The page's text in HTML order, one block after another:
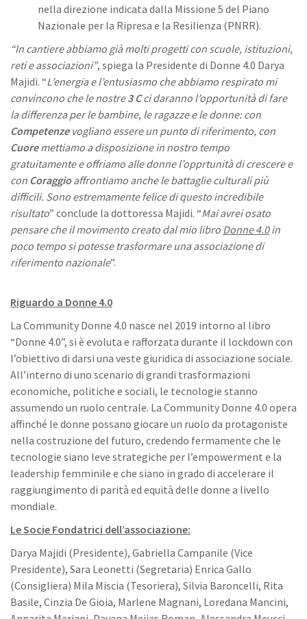
nella direzione indicata dalla Missione 5 del Piano
Nazionale per la Ripresa e la Resilienza (PNRR).
“In cantiere abbiamo già molti progetti con scuole, istituzioni,
reti e associazioni”, spiega la Presidente di Donne 4.0 Darya
Majidi. “L’energia e l’entusiasmo che abbiamo respirato mi
convincono che le nostre3 Cci daranno l’opportunità di fare
la differenza per le bambine, le ragazze e le donne: con
Competenzevogliano essere un punto di riferimento, con
Cuoremettiamo a disposizione in nostro tempo
gratuitamente e offriamo alle donne l’opprtunità di crescere e
con Coraggioaffrontiamo anche le battaglie culturali più
difficili. Sono estremamente felice di questo incredibile
risultato” conclude la dottoressa Majidi. “Mai avrei osato
pensare che il movimento creato dal mio libro Donne 4.0in
poco tempo si potesse trasformare una associazione di
riferimento nazionale”.
Riguardo a Donne 4.0
La Community Donne 4.0 nasce nel 2019 intorno al libro
“Donne 4.0”, si è evoluta e rafforzata durante il lockdown con
l’obiettivo di darsi una veste giuridica di associazione sociale.
All’interno di uno scenario di grandi trasformazioni
economiche, politiche e sociali, le tecnologie stanno
assumendo un ruolo centrale. La Community Donne 4.0 opera
affinché le donne possano giocare un ruolo da protagoniste
nella costruzione del futuro, credendo fermamente che le
tecnologie siano leve strategiche per l’empowerment e la
leadership femminile e che siano in grado di accelerare il
raggiungimento di parità ed equità delle donne a livello
mondiale.
Le Socie Fondatrici dell’associazione:
Darya Majidi (Presidente), Gabriella Campanile (Vice
Presidente), Sara Leonetti (Segretaria) Enrica Gallo
(Consigliera) Mila Miscia (Tesoriera), Silvia Baroncelli, Rita
Basile, Cinzia De Gioia, Marlene Magnani, Loredana Mancini,